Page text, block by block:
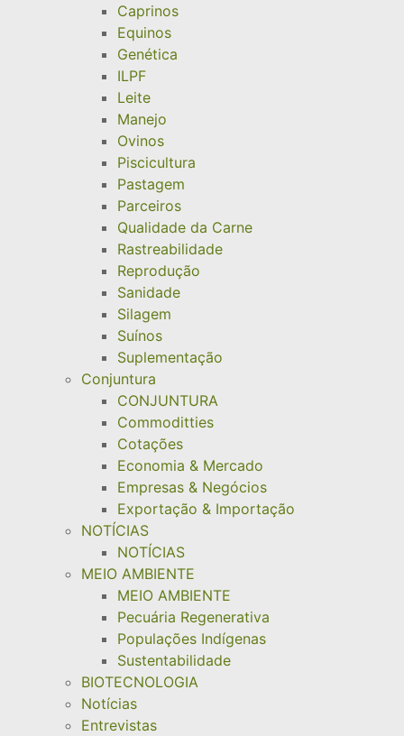
Caprinos
Equinos
Genética
ILPF
Leite
Manejo
Ovinos
Piscicultura
Pastagem
Parceiros
Qualidade da Carne
Rastreabilidade
Reprodução
Sanidade
Silagem
Suínos
Suplementação
Conjuntura
CONJUNTURA
Commoditties
Cotações
Economia & Mercado
Empresas & Negócios
Exportação & Importação
NOTÍCIAS
NOTÍCIAS
MEIO AMBIENTE
MEIO AMBIENTE
Pecuária Regenerativa
Populações Indígenas
Sustentabilidade
BIOTECNOLOGIA
Notícias
Entrevistas